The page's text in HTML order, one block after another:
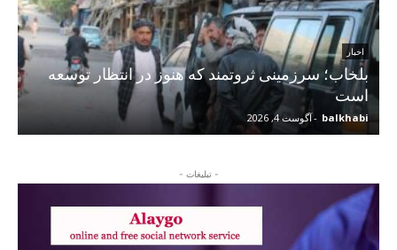
اخبار
بلخاب؛ سرزمینی ثروتمند که هنوز در انتظار توسعه
است
balkhabi
-آگوست 4, 2026
- تبلیغات -